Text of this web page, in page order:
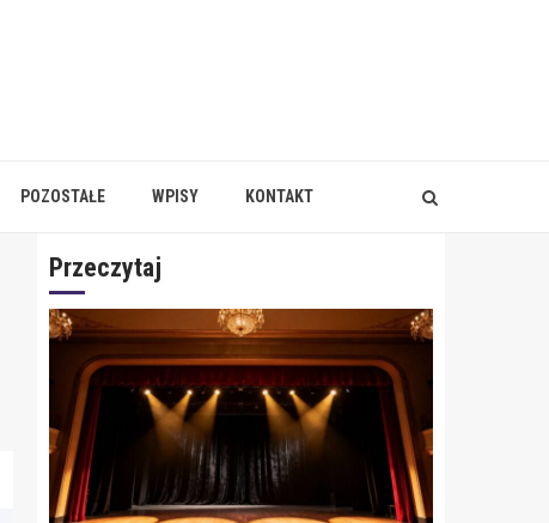
POZOSTAŁE WPISY KONTAKT
Przeczytaj